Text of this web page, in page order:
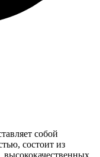
собой
состоит из